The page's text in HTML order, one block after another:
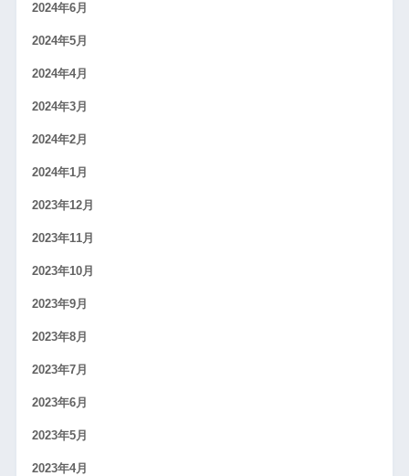
2024年6月
2024年5月
2024年4月
2024年3月
2024年2月
2024年1月
2023年12月
2023年11月
2023年10月
2023年9月
2023年8月
2023年7月
2023年6月
2023年5月
2023年4月